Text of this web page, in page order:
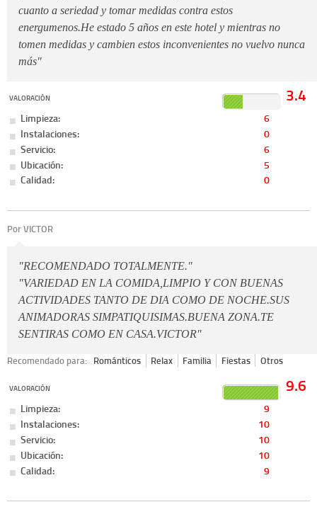
cuanto a seriedad y tomar medidas contra estos
energumenos.He estado 5 años en este hotel y mientras no
tomen medidas y cambien estos inconvenientes no vuelvo nunca
más"
VALORACIÓN 3.4
Limpieza:
6
Instalaciones:
0
Servicio:
6
Ubicación:
5
Calidad:
0
Por VICTOR
"RECOMENDADO TOTALMENTE."
"VARIEDAD EN LA COMIDA,LIMPIO Y CON BUENAS
ACTIVIDADES TANTO DE DIA COMO DE NOCHE.SUS
ANIMADORAS SIMPATIQUISIMAS.BUENA ZONA.TE
SENTIRAS COMO EN CASA.VICTOR"
Recomendado para: Románticos Relax Familia Fiestas Otros
VALORACIÓN 9.6
Limpieza:
9
Instalaciones:
10
Servicio:
10
Ubicación:
10
Calidad:
9